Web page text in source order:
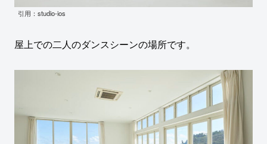
引用：studio-ios
屋上での二人のダンスシーンの場所です。